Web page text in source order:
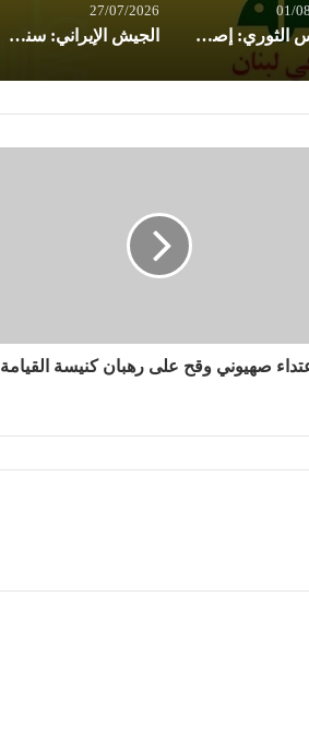
01/
الحرس الثوري: إصابة ناقلتي نفط مخالفتين وإجبارهما على التوقف في مضيق هرمز
27/07/2026
الجيش الإيراني: سنرد على أي عدوان برد قوي وساحق
صهيوني وقح على رهبان كنيسة القيامة